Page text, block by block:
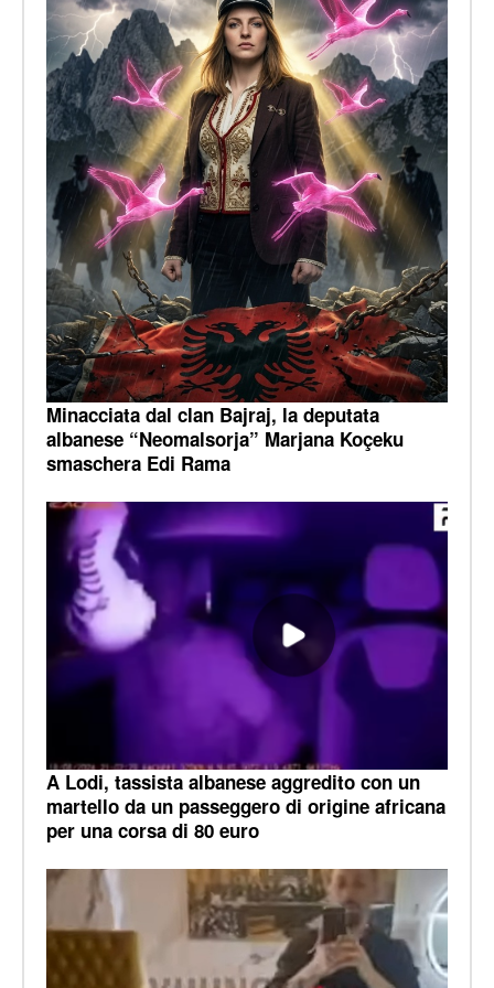
Minacciata dal clan Bajraj, la deputata
albanese “Neomalsorja” Marjana Koçeku
smaschera Edi Rama
A Lodi, tassista albanese aggredito con un
martello da un passeggero di origine africana
per una corsa di 80 euro